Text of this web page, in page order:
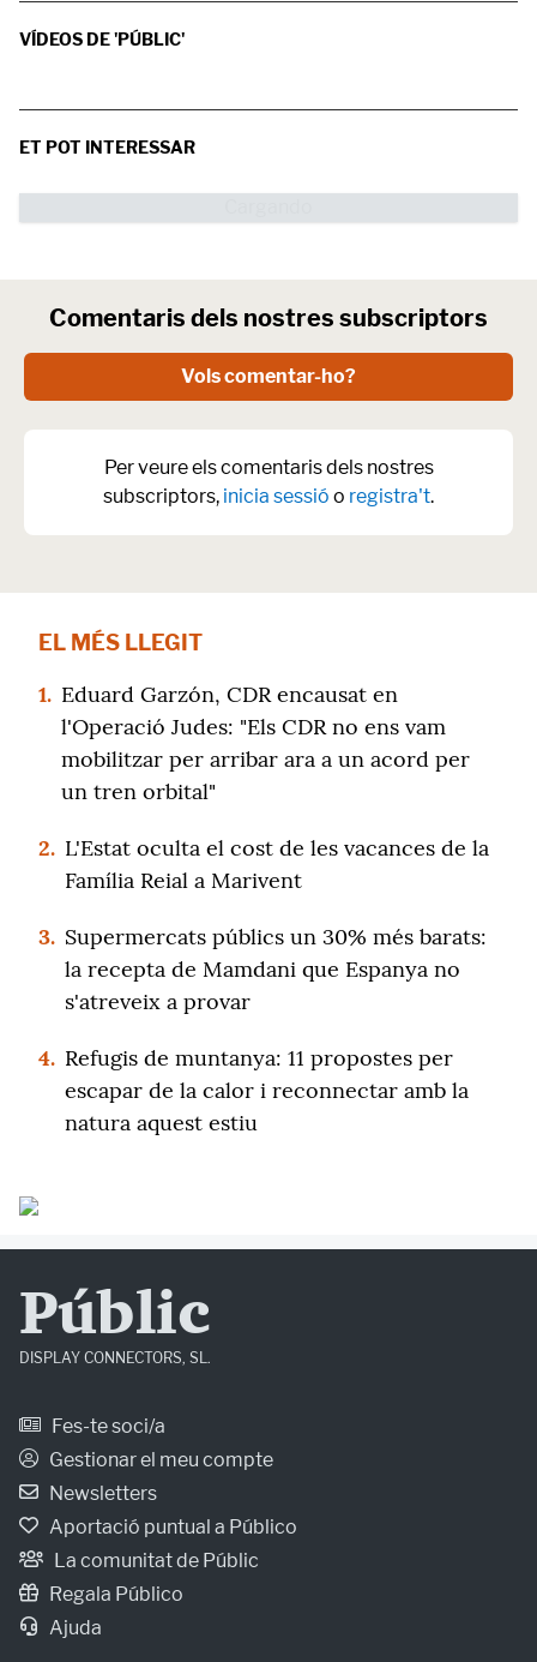
VÍDEOS DE 'PÚBLIC'
ET POT INTERESSAR
Comentaris dels nostres subscriptors
Vols comentar-ho?
Per veure els comentaris dels nostres
subscriptors, inicia sessió o registra't.
EL MÉS LLEGIT
1. Eduard Garzón, CDR encausat en
l'Operació Judes: "Els CDR no ens vam
mobilitzar per arribar ara a un acord per
un tren orbital"
2. L'Estat oculta el cost de les vacances de la
Família Reial a Marivent
3. Supermercats públics un 30% més barats:
la recepta de Mamdani que Espanya no
s'atreveix a provar
4. Refugis de muntanya: 11 propostes per
escapar de la calor i reconnectar amb la
natura aquest estiu
Públic
DISPLAY CONNECTORS, SL.
Fes-te soci/a
Gestionar el meu compte
Newsletters
Aportació puntual a Público
La comunitat de Públic
Regala Público
Ajuda